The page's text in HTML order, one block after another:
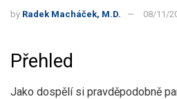
by Radek Macháček, M.D. 08/11/
Přehled
Jako dospělí si pravděpodobně